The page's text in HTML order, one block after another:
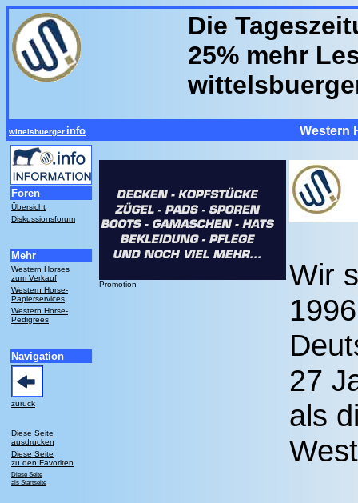
Die
25% mehr
wittelsbuerger. info Western
Foren
Übersicht
Diskussionsforum
Mehr
Western Horses
zum Verkauf
Western Horse-
Papierservices
Western Horse-
Pedigrees
Navigation
zurück
Diese Seite
ausdrucken
Diese Seite
zu den Favoriten
Diese Seite
als Startseite
Promotion
Wir
27
als